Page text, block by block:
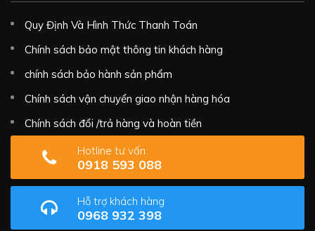
Quy Định Và Hình Thức Thanh Toán
Chính sách bảo mật thông tin khách hàng
chính sách bảo hành sản phẩm
Chính sách vận chuyển giao nhận hàng hóa
Chính sách đổi /trả hàng và hoàn tiền
Hotline tư vấn
0918 593 088
Hỗ trợ khách hàng
0968 932 398